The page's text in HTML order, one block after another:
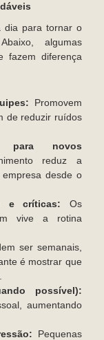
dia para tornar o
algumas
fazem diferença
Promovem
de reduzir ruídos
para novos
reduz a
desde o
e críticas: Os
vive a rotina
ser semanais,
é mostrar que
possível):
aumentando
Pequenas